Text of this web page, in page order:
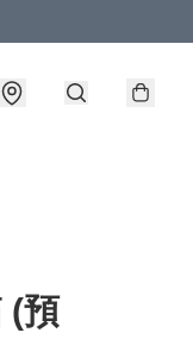
(預